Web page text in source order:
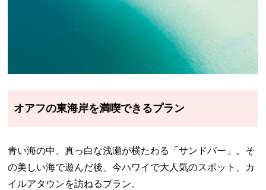
オアフの東海岸を満喫できるプラン
青い海の中、真っ白な浅瀬が横たわる「サンドバー」。そ
の美しい海で遊んだ後、今ハワイで大人気のスポット、カ
イルアタウンを訪ねるプラン。